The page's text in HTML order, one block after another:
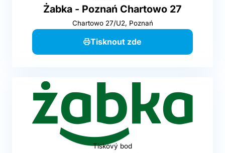
Żabka - Poznań Chartowo 27
Chartowo 27/U2, Poznań
Tisknout zde
Tiskový bod